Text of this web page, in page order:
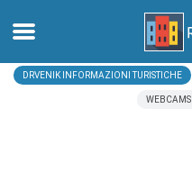
Casa
DRVENIK INFORMAZIONI TURISTICHE
WEBCAMS